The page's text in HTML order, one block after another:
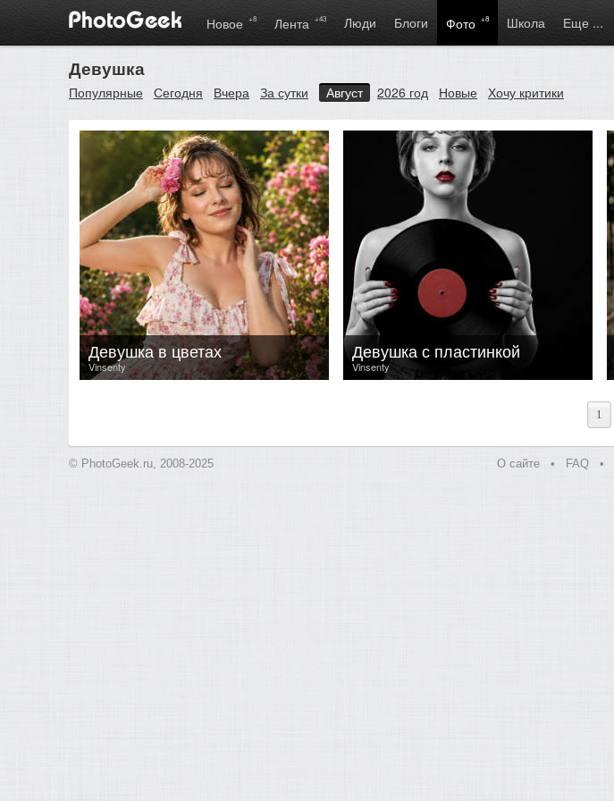
Новое +8 Лента +43 Люди Блоги Фото +8 Школа Еще ...
Девушка
Популярные Сегодня Вчера За сутки Август 2026 год Новые Хочу критики
Vinsenty
Девушка в цветах
Vinsenty
Девушка с пластинкой
1
© PhotoGeek.ru, 2008-2025 О сайте • FAQ •